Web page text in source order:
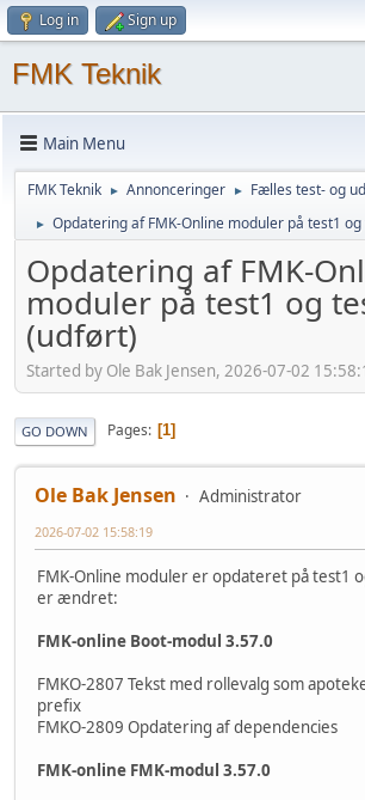
Log in Sign up
FMK Teknik
Main Menu
FMK Teknik ► Annonceringer ► Fælles test- og
► Opdatering af FMK-Online moduler på test1
Opdatering af FMK-
moduler på test1 og
(udført)
Started by Ole Bak Jensen, 2026-07-02
GO DOWN Pages 1
Ole Bak Jensen Administrator
2026-07-02 15:58:19
FMK-Online moduler er opdateret på test1
er ændret:
FMK-online Boot-modul 3.57.0
FMKO-2807 Tekst med rollevalg som
prefix
FMKO-2809 Opdatering af dependencies
FMK-online FMK-modul 3.57.0